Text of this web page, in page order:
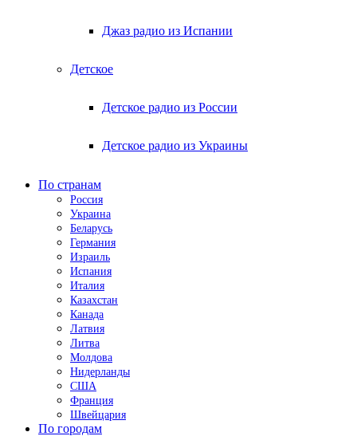
Джаз радио из Испании
Детское
Детское радио из России
Детское радио из Украины
По странам
Россия
Украина
Беларусь
Германия
Израиль
Испания
Италия
Казахстан
Канада
Латвия
Литва
Молдова
Нидерланды
США
Франция
Швейцария
По городам